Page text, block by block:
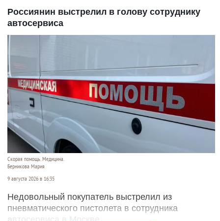
Россиянин выстрелил в голову сотруднику
автосервиса
Скорая помощь. Медицина.
Берникова Мария
9 августа 2026 в 16:35
Недовольный покупатель выстрелил из
пневматического пистолета в сотрудника